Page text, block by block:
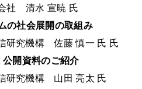
社 清水 宣暁 氏
の社会展開の取組み
研究機構 佐藤 慎一 氏 氏
開資料のご紹介
研究機構 山田 亮太 氏